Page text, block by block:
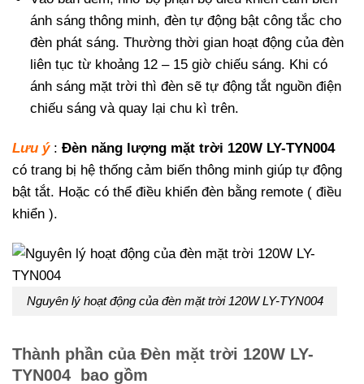
ánh sáng thông minh, đèn tự động bật công tắc cho
đèn phát sáng. Thường thời gian hoạt động của đèn
liên tục từ khoảng 12 – 15 giờ chiếu sáng. Khi có
ánh sáng mặt trời thì đèn sẽ tự động tắt nguồn điện
chiếu sáng và quay lại chu kì trên.
Lưu ý: Đèn năng lượng mặt trời 120W LY-TYN004
có trang bị hệ thống cảm biến thông minh giúp tự động
bật tắt. Hoặc có thể điều khiển đèn bằng remote ( điều
khiển ).
Nguyên lý hoạt động của đèn mặt trời 120W LY-TYN004
Thành phần của Đèn mặt trời 120W LY-
TYN004 bao gồm